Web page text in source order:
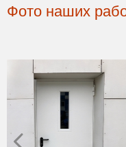
Фото наших